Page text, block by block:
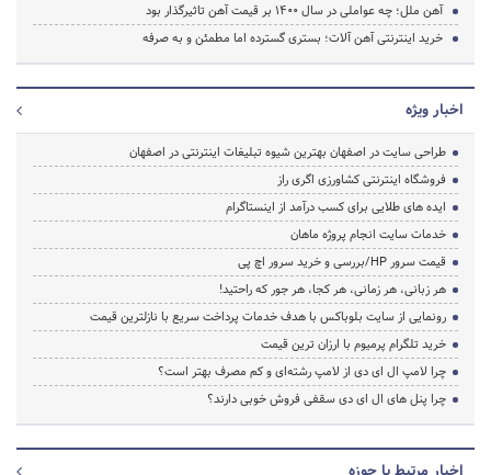
آهن ملل؛ چه عواملی در سال 1400 بر قیمت آهن تاثیرگذار بود
خرید اینترنتی آهن‌ آلات؛ بستری گسترده اما مطمئن و به‌ صرفه
اخبار ویژه
طراحی سایت در اصفهان بهترین شیوه تبلیغات اینترنتی در اصفهان
فروشگاه اینترنتی کشاورزی اگری راز
ایده های طلایی برای کسب درآمد از اینستاگرام
خدمات سایت انجام پروژه ماهان
قیمت سرور HP/بررسی و خرید سرور اچ پی
هر زبانی، هر زمانی، هر کجا، هر جور که راحتید!
رونمایی از سایت بلوباکس با هدف خدمات پرداخت سریع با نازلترین قیمت
خرید تلگرام پرمیوم با ارزان ترین قیمت
چرا لامپ ال ای دی از لامپ رشته‌ای و کم مصرف بهتر است؟
چرا پنل های ال ای دی سقفی فروش خوبی دارند؟